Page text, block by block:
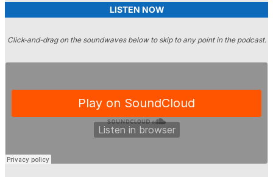
LISTEN NOW
Click-and-drag on the soundwaves below to skip to any point in the podcast.